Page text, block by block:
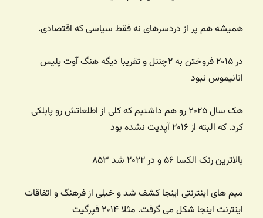
همیشه هم پر از دردسرهای نه فقط سیاسی که اقتصادی.
در ۲۰۱۵ فروختن به ۲چننل و تقریبا دیگه هنگ آوت پلیس
انانیموس نبود
هک سال ۲۰۲۵ رو هم داشتیم که کلی از اطلعاتش رو پابلکی
کرد. که البته از ۲۰۱۶ آپدیت نشده بود
بالاترین رنک الکسا ۵۶ و در ۲۰۲۲ شد ۸۵۳
میم های اینترنتی اینجا کشف شد و خیلی از فرهنگ و اتفاقات
اینترنت اینجا شکل می گرفت. مثلا ۲۰۱۴ فپرگیت